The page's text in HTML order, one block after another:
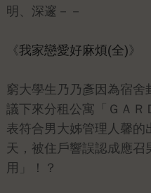
明、深邃－－
《我家戀愛好麻煩(全)》
窮大學生乃乃彥因為宿舍
議下來分租公寓「ＧＡＲ
表符合男大姊管理人馨的
天，被住戶響誤認成應
用」！？